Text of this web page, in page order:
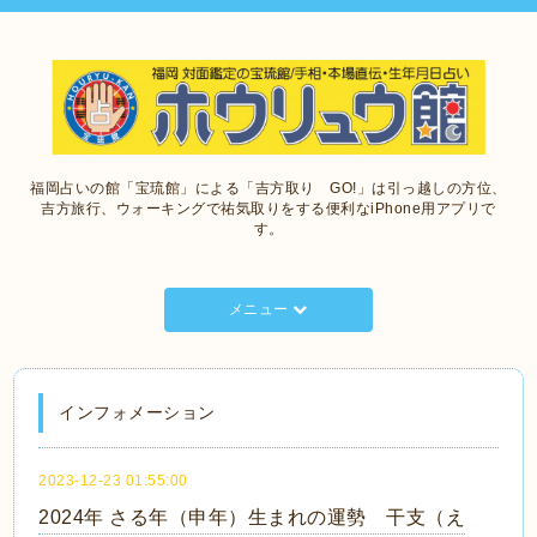
福岡占いの館「宝琉館」による「吉方取り GO!」は引っ越しの方位、
吉方旅行、ウォーキングで祐気取りをする便利なiPhone用アプリで
す。
メニュー
インフォメーション
2023-12-23 01:55:00
2024年 さる年（申年）生まれの運勢 干支（え